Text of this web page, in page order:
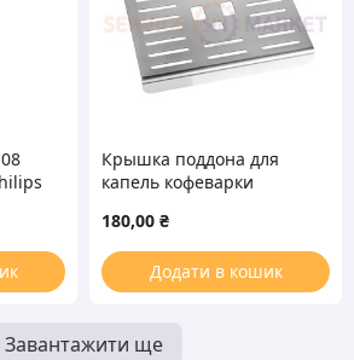
Крышка поддона для
капель кофеварки
180,00 ₴
Додати в кошик
Завантажити ще